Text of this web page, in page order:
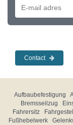
Contact
Aufbaubefestigung
Bremsseilzug
Fahrersitz
Fußhebelwerk